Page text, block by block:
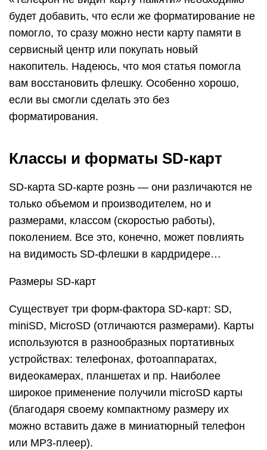
будет добавить, что если же форматирование не
помогло, то сразу можно нести карту памяти в
сервисный центр или покупать новый
накопитель. Надеюсь, что моя статья помогла
вам восстановить флешку. Особенно хорошо,
если вы смогли сделать это без
форматирования.
Классы и форматы SD-карт
SD-карта SD-карте рознь — они различаются не
только объемом и производителем, но и
размерами, классом (скоростью работы),
поколением. Все это, конечно, может повлиять
на видимость SD-флешки в кардридере…
Размеры SD-карт
Существует три форм-фактора SD-карт: SD,
miniSD, MicroSD (отличаются размерами). Карты
используются в разнообразных портативных
устройствах: телефонах, фотоаппаратах,
видеокамерах, планшетах и пр. Наиболее
широкое применение получили microSD карты
(благодаря своему компактному размеру их
можно вставить даже в миниатюрный телефон
или MP3-плеер).